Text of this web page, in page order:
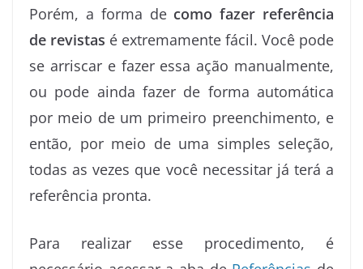
Porém, a forma de como fazer referência
de revistas é extremamente fácil. Você pode
se arriscar e fazer essa ação manualmente,
ou pode ainda fazer de forma automática
por meio de um primeiro preenchimento, e
então, por meio de uma simples seleção,
todas as vezes que você necessitar já terá a
referência pronta.
Para realizar esse procedimento, é